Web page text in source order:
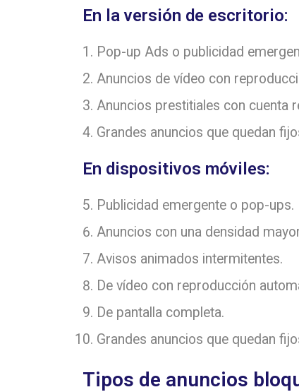
En la versión de escritorio:
Pop-up Ads o publicidad
Anuncios de vídeo con
Anuncios prestitiales con cuenta
Grandes anuncios que quedan
En dispositivos móviles:
Publicidad emergente o pop-ups.
Anuncios con una densidad
Avisos animados intermitentes.
De vídeo con reproducción
De pantalla completa.
Grandes anuncios que quedan
Tipos de anuncios